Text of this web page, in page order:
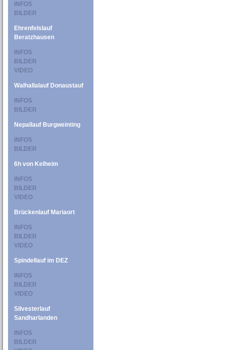
INFOS
BILDER
Ehrenfelslauf
Beratzhausen
INFOS
BILDER
VIDEO
Walhallalauf Donaustauf
INFOS
BILDER
Nepallauf Burgweinting
INFOS
BILDER
6h von Kelheim
INFOS
BILDER
VIDEO
Brückenlauf Mariaort
INFOS
BILDER
VIDEO
Spindellauf im DEZ
INFOS
BILDER
VIDEO
Silvesterlauf
Sandharlanden
INFOS
BILDER